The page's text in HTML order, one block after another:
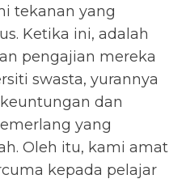
tekanan yang
Ketika ini, adalah
pengajian mereka
swasta, yurannya
dan
yang
Oleh itu, kami amat
kepada pelajar